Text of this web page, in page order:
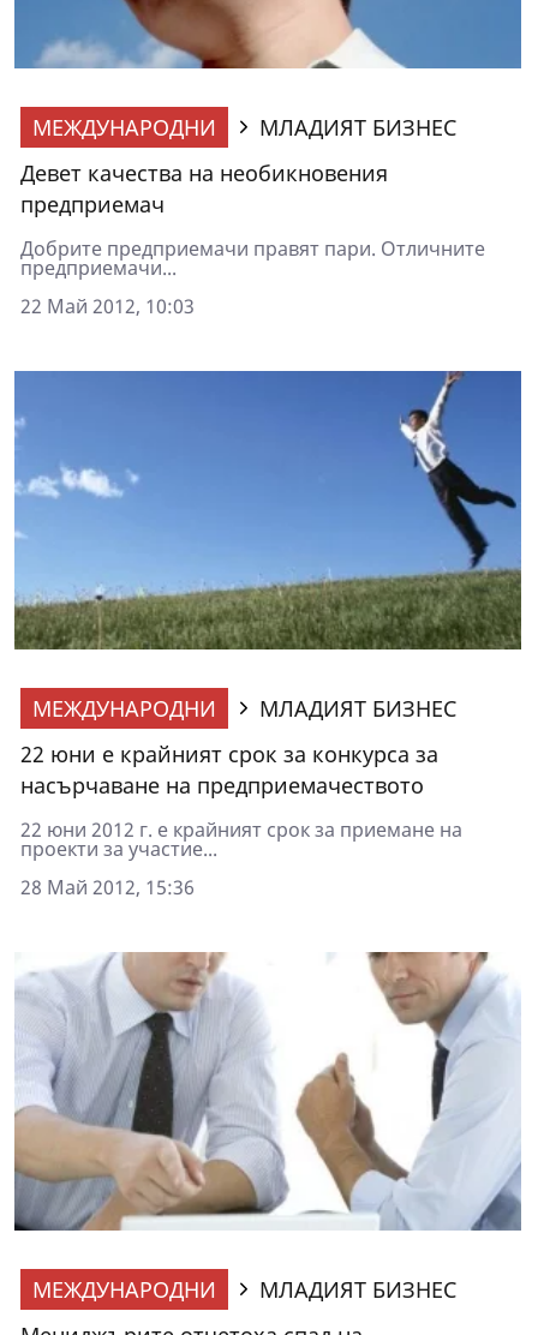
МЕЖДУНАРОДНИ
МЛАДИЯТ БИЗНЕС
Девет качества на необикновения
предприемач
Добрите предприемачи правят пари. Отличните
предприемачи...
22 Май 2012, 10:03
МЕЖДУНАРОДНИ
МЛАДИЯТ БИЗНЕС
22 юни е крайният срок за конкурса за
насърчаване на предприемачеството
22 юни 2012 г. е крайният срок за приемане на
проекти за участие...
28 Май 2012, 15:36
МЕЖДУНАРОДНИ
МЛАДИЯТ БИЗНЕС